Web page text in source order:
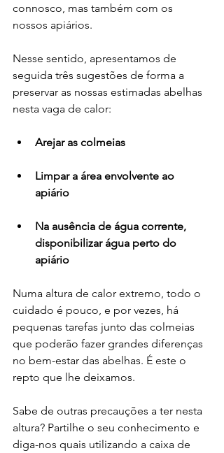
connosco, mas também com os
nossos apiários.
Nesse sentido, apresentamos de
seguida três sugestões de forma a
preservar as nossas estimadas abelhas
nesta vaga de calor:
Arejar as colmeias
Limpar a área envolvente ao
apiário
Na ausência de água corrente,
disponibilizar água perto do
apiário
Numa altura de calor extremo, todo o
cuidado é pouco, e por vezes, há
pequenas tarefas junto das colmeias
que poderão fazer grandes diferenças
no bem-estar das abelhas. É este o
repto que lhe deixamos.
Sabe de outras precauções a ter nesta
altura? Partilhe o seu conhecimento e
diga-nos quais utilizando a caixa de